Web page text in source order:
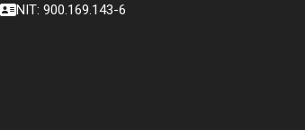
NIT: 900.169.143-6